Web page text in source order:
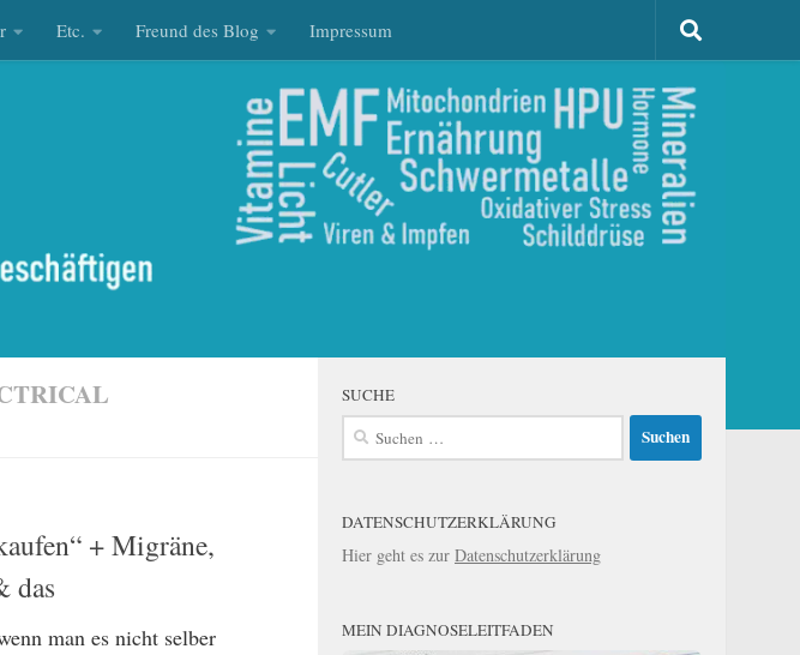
Etc. Freund des Blog Impressum
+ Migräne,
das
man es nicht selber
SUCHE
Suchen
DATENSCHUTZERKLÄRUNG
Hier geht es zur Datenschutzerklärung
MEIN DIAGNOSELEITFADEN